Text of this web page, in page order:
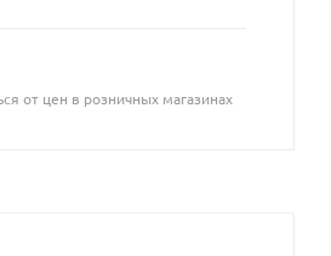
от цен в розничных магазинах